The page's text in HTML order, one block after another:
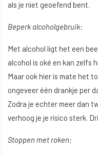
als je niet geoefend bent.
Beperk alcoholgebruik:
Met alcohol ligt het een
alcohol is oké en kan zelfs
Maar ook hier is mate het
ongeveer één drankje per
Zodra je echter meer dan
verhoog je je risico sterk.
Stoppen met roken: